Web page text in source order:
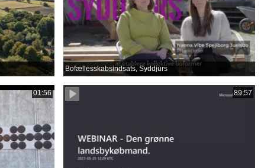
Bofællesskabsindsats, Syddjurs
01:56 89:57